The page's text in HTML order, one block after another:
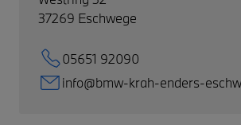
37269 Eschwege
05651 92090
info@bmw-krah-enders-